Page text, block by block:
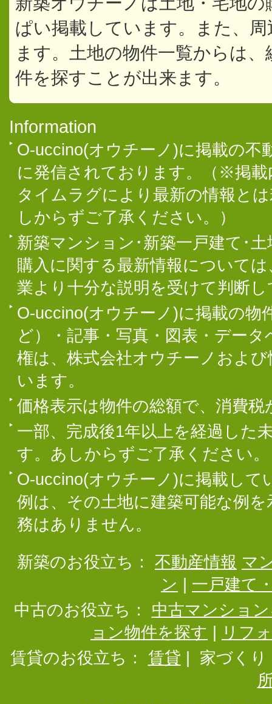
ぱい掲載しています。また、
ます。土地の物件一覧からは
件を探すことが出来ます。
Information
O-uccino(オウチーノ)に掲載の不
に発信されております。（※掲
タイムラグにより最新の情報と
しからずご了承ください。）
新築マンション･新築一戸建て･
購入に関する最新情報について
業より十分な説明を受けて判断
O-uccino(オウチーノ)に掲載の物
ど）・記事・写真・図表・デー
権は、株式会社オウチーノおよ
います。
価格表示は物件の総額で、消費
一部、完成後1年以上を経過した
す。あしからずご了承ください。
O-uccino(オウチーノ)に掲載して
例は、その土地に建築可能な例
務はありません。
新築のお役立ち： 不動産情報 マ
ン
一戸建て
中古のお役立ち：
中古マンショ
ョン物件を探す
リフ
賃貸のお役立ち：
賃貸
家づくり